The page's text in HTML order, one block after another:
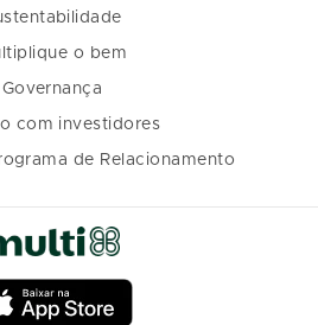
o bem
Governança
com investidores
de Relacionamento